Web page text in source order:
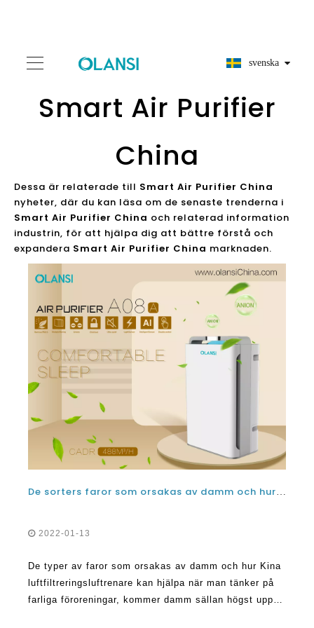
svenska
Smart Air Purifier
China
Dessa är relaterade till Smart Air Purifier China
nyheter, där du kan läsa om de senaste trenderna i
Smart Air Purifier China och relaterad information
industrin, för att hjälpa dig att bättre förstå och
expandera Smart Air Purifier China marknaden.
De sorters faror som orsakas av damm och hur Kina luftfiltreringsluftrenare kan hjälpa till
2022-01-13
De typer av faror som orsakas av damm och hur Kina
luftfiltreringsluftrenare kan hjälpa när man tänker på
farliga föroreningar, kommer damm sällan högst upp